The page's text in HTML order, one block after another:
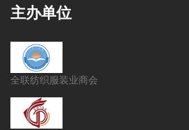
主办单位
全联纺织服装业商会